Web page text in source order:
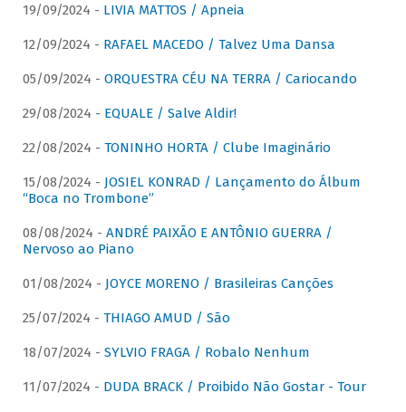
19/09/2024 - LIVIA MATTOS / Apneia
12/09/2024 - RAFAEL MACEDO / Talvez Uma Dansa
05/09/2024 - ORQUESTRA CÉU NA TERRA / Cariocando
29/08/2024 - EQUALE / Salve Aldir!
22/08/2024 - TONINHO HORTA / Clube Imaginário
15/08/2024 - JOSIEL KONRAD / Lançamento do Álbum
“Boca no Trombone”
08/08/2024 - ANDRÉ PAIXÃO E ANTÔNIO GUERRA /
Nervoso ao Piano
01/08/2024 - JOYCE MORENO / Brasileiras Canções
25/07/2024 - THIAGO AMUD / São
18/07/2024 - SYLVIO FRAGA / Robalo Nenhum
11/07/2024 - DUDA BRACK / Proibido Não Gostar - Tour